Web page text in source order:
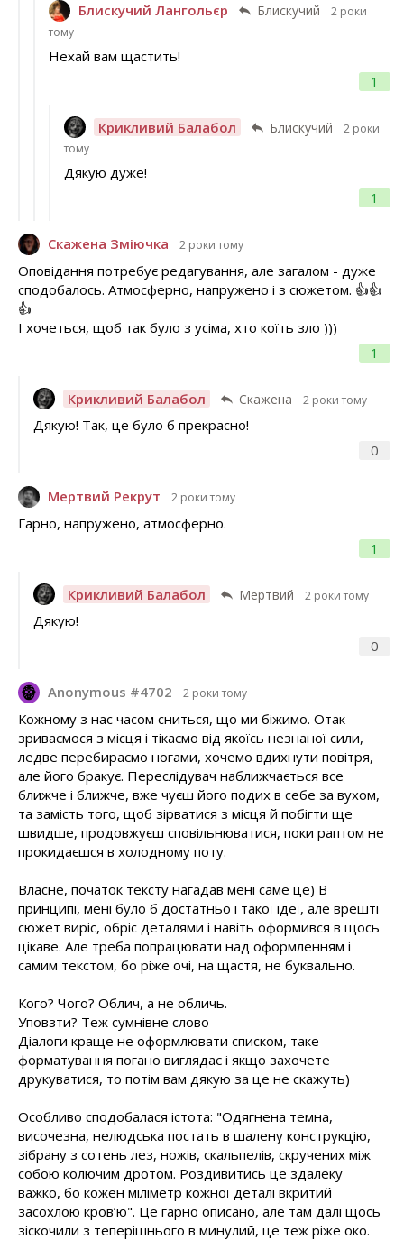
Блискучий Лангольєр Блискучий
2 роки
тому
1
Нехай вам щастить!
Крикливий Балабол Блискучий
2 роки
тому
1
Дякую дуже!
Скажена Зміючка 2 роки тому
1
Оповідання потребує редагування, але загалом - дуже
сподобалось. Атмосферно, напружено і з сюжетом. 👍👍
👍
І хочеться, щоб так було з усіма, хто коїть зло )))
Крикливий Балабол Скажена 2 роки тому
0
Дякую! Так, це було б прекрасно!
Мертвий Рекрут 2 роки тому
1
Гарно, напружено, атмосферно.
Крикливий Балабол Мертвий 2 роки тому
0
Дякую!
Anonymous #4702 2 роки тому
Кожному з нас часом сниться, що ми біжимо. Отак
зриваємося з місця і тікаємо від якоїсь незнаної сили,
ледве перебираємо ногами, хочемо вдихнути повітря,
але його бракує. Переслідувач наближчається все
ближче і ближче, вже чуєш його подих в себе за вухом,
та замість того, щоб зірватися з місця й побігти ще
швидше, продовжуєш сповільнюватися, поки раптом не
прокидаєшся в холодному поту.
Власне, початок тексту нагадав мені саме це) В
принципі, мені було б достатньо і такої ідеї, але врешті
сюжет виріс, обріс деталями і навіть оформився в щось
цікаве. Але треба попрацювати над оформленням і
самим текстом, бо ріже очі, на щастя, не буквально.
Кого? Чого? Облич, а не обличь.
Уповзти? Теж сумнівне слово
Діалоги краще не оформлювати списком, таке
форматування погано виглядає і якщо захочете
друкуватися, то потім вам дякую за це не скажуть)
Особливо сподобалася істота: "Одягнена темна,
височезна, нелюдська постать в шалену конструкцію,
зібрану з сотень лез, ножів, скальпелів, скручених між
собою колючим дротом. Роздивитись це здалеку
важко, бо кожен міліметр кожної деталі вкритий
засохлою кров’ю". Це гарно описано, але там далі щось
зіскочили з теперішнього в минулий, це теж ріже око.